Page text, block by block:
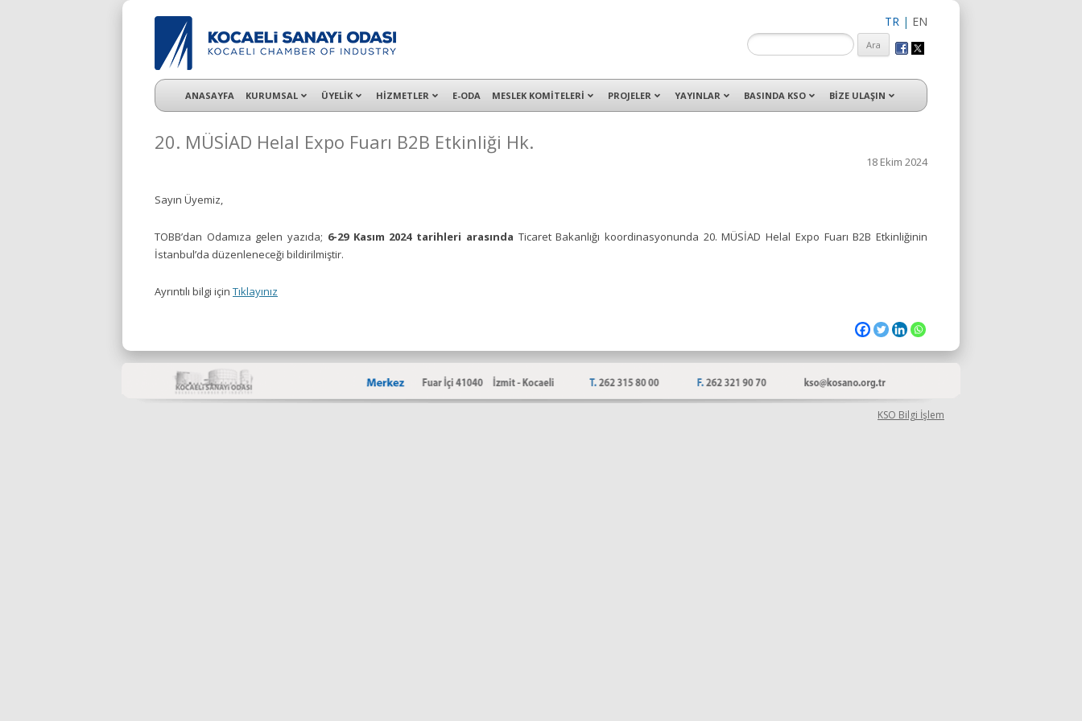
TR | EN
KSO 3500’ü aşkın sanayi kuruluşuna uzman çalışanları ile İzmit Merkez, Çayırova, Dilovası, Gebze ve İMES OSB’deki ofisleri ile hizmet vermektedir.
ANASAYFA KURUMSAL ÜYELİK HİZMETLER E-ODA MESLEK KOMİTELERİ PROJELER YAYINLAR BASINDA KSO BİZE ULAŞIN
20. MÜSİAD Helal Expo Fuarı B2B Etkinliği Hk.
18 Ekim 2024
Sayın Üyemiz,
TOBB’dan Odamıza gelen yazıda; 6-29 Kasım 2024 tarihleri arasında Ticaret Bakanlığı koordinasyonunda 20. MÜSİAD Helal Expo Fuarı B2B Etkinliğinin
İstanbul’da düzenleneceği bildirilmiştir.
Ayrıntılı bilgi için Tıklayınız
KSO Bilgi İşlem